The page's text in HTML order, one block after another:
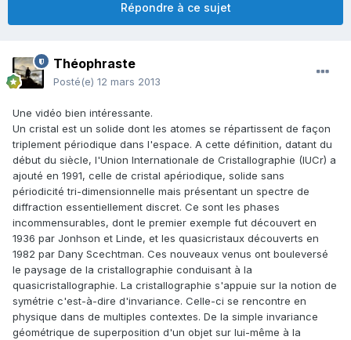
Répondre à ce sujet
Théophraste
Posté(e) 12 mars 2013
Une vidéo bien intéressante.
Un cristal est un solide dont les atomes se répartissent de façon
triplement périodique dans l'espace. A cette définition, datant du
début du siècle, l'Union Internationale de Cristallographie (IUCr) a
ajouté en 1991, celle de cristal apériodique, solide sans
périodicité tri-dimensionnelle mais présentant un spectre de
diffraction essentiellement discret. Ce sont les phases
incommensurables, dont le premier exemple fut découvert en
1936 par Jonhson et Linde, et les quasicristaux découverts en
1982 par Dany Scechtman. Ces nouveaux venus ont bouleversé
le paysage de la cristallographie conduisant à la
quasicristallographie. La cristallographie s'appuie sur la notion de
symétrie c'est-à-dire d'invariance. Celle-ci se rencontre en
physique dans de multiples contextes. De la simple invariance
géométrique de superposition d'un objet sur lui-même à la